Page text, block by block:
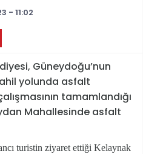
- 11:02
Güneydoğu’nun
yolunda asfalt
tamamlandığı
Mahallesinde asfalt
turistin ziyaret ettiği Kelaynak